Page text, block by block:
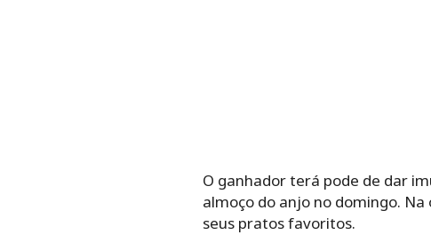
O ganhador terá pode de dar
almoço do anjo no domingo.
seus pratos favoritos.